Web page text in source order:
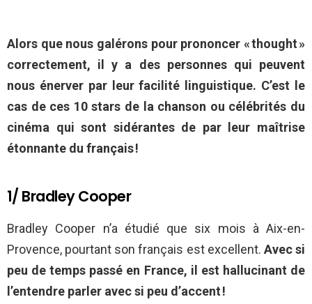
Alors que nous galérons pour prononcer « thought »
correctement, il y a des personnes qui peuvent
nous énerver par leur facilité linguistique. C’est le
cas de ces 10 stars de la chanson ou célébrités du
cinéma qui sont sidérantes de par leur maîtrise
étonnante du français !
1/ Bradley Cooper
Bradley Cooper n’a étudié que six mois à Aix-en-
Provence, pourtant son français est excellent. Avec si
peu de temps passé en France, il est hallucinant de
l’entendre parler avec si peu d’accent !